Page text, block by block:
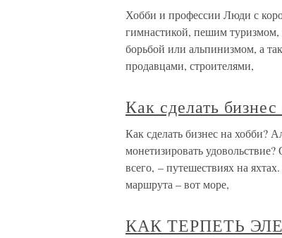
Хобби и профессии Люди с
гимнастикой, пешим
борьбой или альпинизмом, а
продавцами, строителями,
Как сделать
Как сделать бизнес на хобби?
монетизировать
всего, – путешествиях на
маршрута – вот море,
КАК ТЕРПЕТЬ